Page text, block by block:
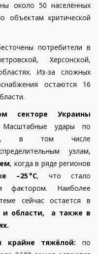
около 50 населённых
объектам критической
потребители в
Херсонской,
Из-за сложных
остаются 16
секторе Украины
удары по
в том числе
узлам,
, когда в ряде регионов
–25°C, что стало
фактором.
Наиболее
сейчас остается в
и области, а также в
крайне тяжёлой: по